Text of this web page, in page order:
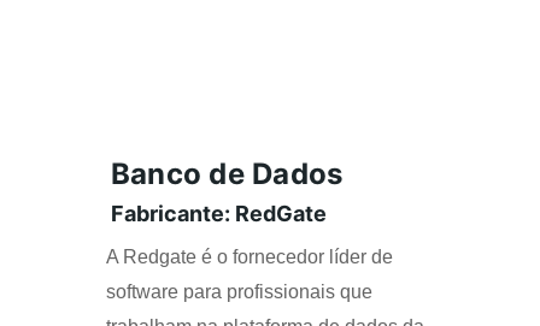
A Redgate é o fornecedor líder de
software para profissionais que
Banco de Dados
Fabricante: RedGate